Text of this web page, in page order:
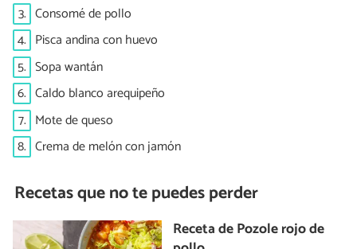
3. Consomé de pollo
4. Pisca andina con huevo
5. Sopa wantán
6. Caldo blanco arequipeño
7. Mote de queso
8. Crema de melón con jamón
Recetas que no te puedes perder
Receta de Pozole rojo de